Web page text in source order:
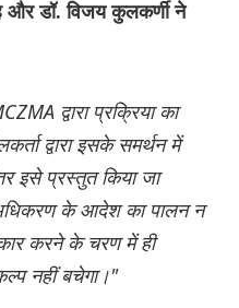
और डॉ. विजय कुलकर्णी ने
द्वारा प्रक्रिया का
द्वारा इसके समर्थन में
इसे प्रस्तुत किया जा
के आदेश का पालन न
करने के चरण में ही
नहीं बचेगा।"